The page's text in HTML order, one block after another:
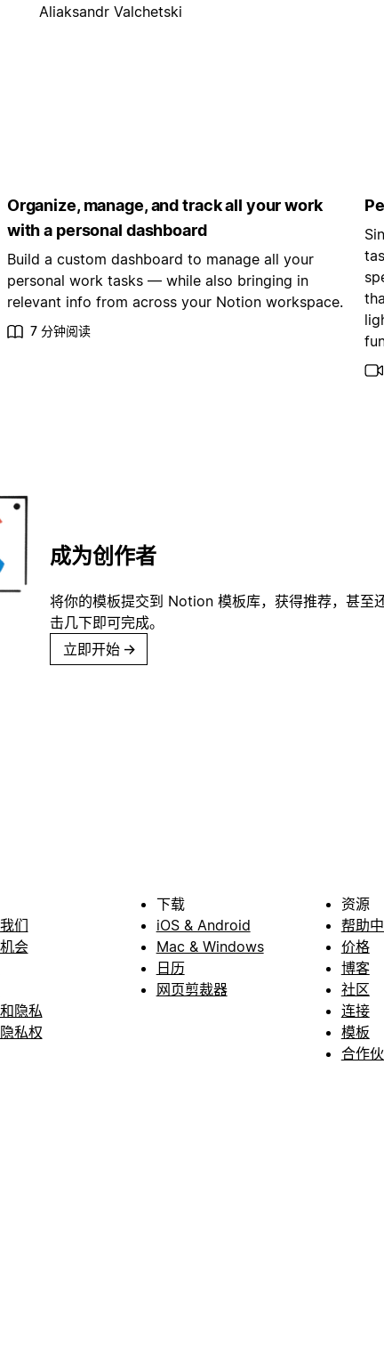
Aliaksandr Valchetski
Organize, manage, and track all your work
with a personal dashboard
Build a custom dashboard to manage all your
personal work tasks — while also bringing in
relevant info from across your Notion workspace.
7 分钟阅读
成为创作者
将你的模板提交到 Notion 模板库，获得推荐，甚
击几下即可完成。
立即开始 →
们
会
隐私
私权
下载
iOS & Android
Mac & Windows
日历
网页剪裁器
资源
帮助
价格
博客
社区
连接
模板
合作